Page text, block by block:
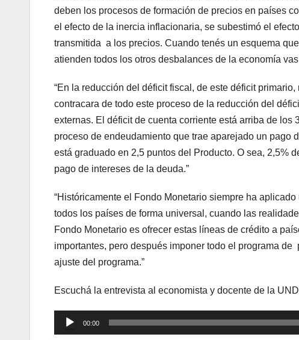
deben los procesos de formación de precios en países
el efecto de la inercia inflacionaria, se subestimó el
transmitida a los precios. Cuando tenés un esquema
atienden todos los otros desbalances de la economía
“En la reducción del déficit fiscal, de este déficit
contracara de todo este proceso de la reducción del
externas. El déficit de cuenta corriente está arriba de los
proceso de endeudamiento que trae aparejado un pago
está graduado en 2,5 puntos del Producto. O sea, 2,5%
pago de intereses de la deuda.”
“Históricamente el Fondo Monetario siempre ha
todos los países de forma universal, cuando las
Fondo Monetario es ofrecer estas líneas de crédito a
importantes, pero después imponer todo el programa
ajuste del programa.”
Escuchá la entrevista al economista y docente de la
Reproductor
de
00:00